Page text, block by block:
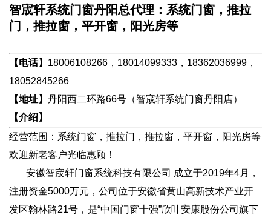
智宬轩系统门窗丹阳总代理：系统门窗，推拉
门，推拉窗，平开窗，阳光房等
【电话】 18006108266，18014099333，18362036999，
18052845266
【地址】 丹阳西二环路66号（智宬轩系统门窗丹阳店）
【介绍】
经营范围：系统门窗，推拉门，推拉窗，平开窗，阳光房等
欢迎新老客户光临惠顾！
安徽智宬轩门窗系统科技有限公司 成立于2019年4月，
注册资金5000万元，公司位于安徽省黄山高新技术产业开
发区翰林路21号，是“中国门窗十强”欣叶安康股份公司旗下